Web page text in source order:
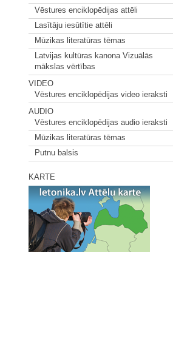
Vēstures enciklopēdijas attēli
Lasītāju iesūtītie attēli
Mūzikas literatūras tēmas
Latvijas kultūras kanona Vizuālās
mākslas vērtības
VIDEO
Vēstures enciklopēdijas video ieraksti
AUDIO
Vēstures enciklopēdijas audio ieraksti
Mūzikas literatūras tēmas
Putnu balsis
KARTE